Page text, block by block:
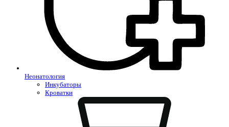
Неонатология
Инкубаторы
Кроватки